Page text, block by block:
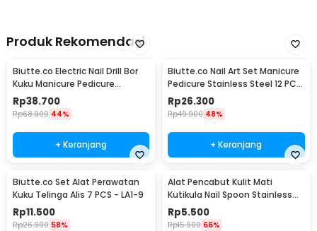
Produk Rekomendasi
Biutte.co Electric Nail Drill Bor
Kuku Manicure Pedicure
20000RPM - JMD-100
Rp38.700
Rp68.900 44%
+ Keranjang
Biutte.co Nail Art Set Manicure
Pedicure Stainless Steel 12 PCS
- 012A
Rp26.300
Rp49.900 48%
+ Keranjang
Biutte.co Set Alat Perawatan
Kuku Telinga Alis 7 PCS - LA1-9
Rp11.500
Rp26.900 58%
Alat Pencabut Kulit Mati
Kutikula Nail Spoon Stainless
Steel
Rp5.500
Rp15.900 66%